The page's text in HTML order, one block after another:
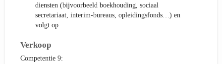
diensten (bijvoorbeeld boekhouding, sociaal
secretariaat, interim-bureaus, opleidingsfonds…) en
volgt op
Verkoop
Competentie 9: